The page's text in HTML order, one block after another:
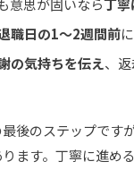
意思が固いなら丁寧
職日の1〜2週間前
の気持ちを伝え、
後のステップです
ます。丁寧に進め